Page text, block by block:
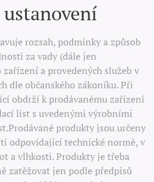
ustanovení
rozsah, podmínky a způsob
za vady (dále jen
a provedených služeb v
dle občanského zákoníku. Při
obdrží k prodávanému zařízení
list s uvedenými výrobními
produkty jsou určeny
odpovídající technické normě, v
a vlhkosti. Produkty je třeba
zatěžovat jen podle předpisů